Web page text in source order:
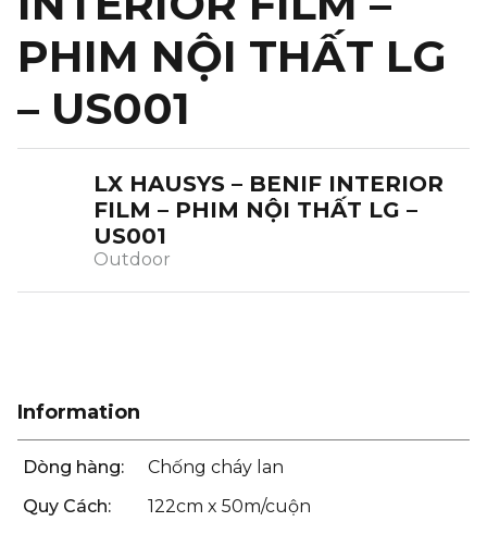
PHIM NỘI THẤT LG
– US001
LX HAUSYS – BENIF INTERIOR
FILM – PHIM NỘI THẤT LG –
US001
Outdoor
Information
Dòng hàng:
Chống cháy lan
Quy Cách:
122cm x 50m/cuộn